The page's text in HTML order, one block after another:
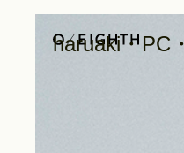
haruaki・PC